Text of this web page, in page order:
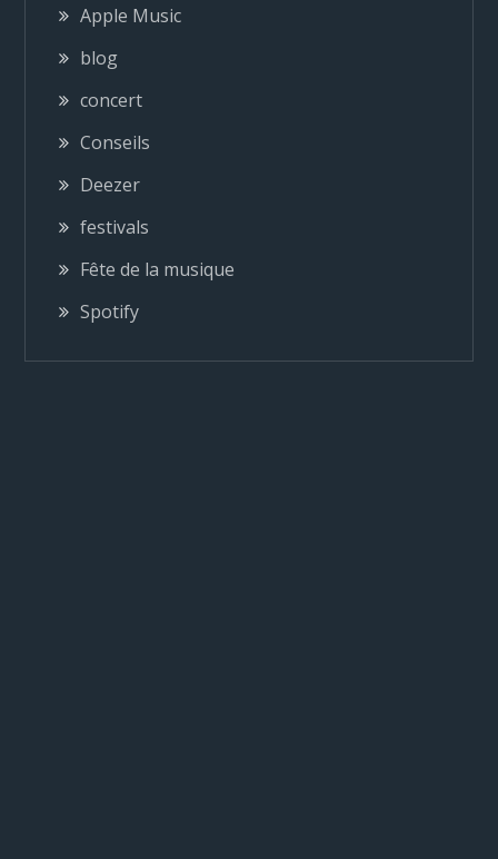
Apple Music
blog
concert
Conseils
Deezer
festivals
Fête de la musique
Spotify